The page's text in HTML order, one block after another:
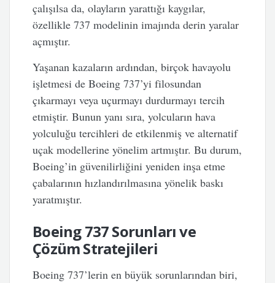
çalışılsa da, olayların yarattığı kaygılar,
özellikle 737 modelinin imajında derin yaralar
açmıştır.
Yaşanan kazaların ardından, birçok havayolu
işletmesi de Boeing 737’yi filosundan
çıkarmayı veya uçurmayı durdurmayı tercih
etmiştir. Bunun yanı sıra, yolcuların hava
yolculuğu tercihleri de etkilenmiş ve alternatif
uçak modellerine yönelim artmıştır. Bu durum,
Boeing’in güvenilirliğini yeniden inşa etme
çabalarının hızlandırılmasına yönelik baskı
yaratmıştır.
Boeing 737 Sorunları ve
Çözüm Stratejileri
Boeing 737’lerin en büyük sorunlarından biri,